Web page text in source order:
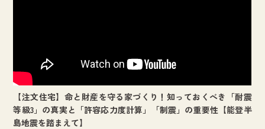
【注文住宅】命と財産を守る家づくり！知っておくべき「耐震
等級3」の真実と「許容応力度計算」「制震」の重要性【能登半
島地震を踏まえて】